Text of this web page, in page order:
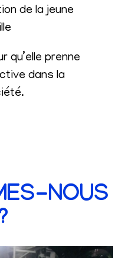
de la jeune
qu’elle prenne
dans la
.
NOUS